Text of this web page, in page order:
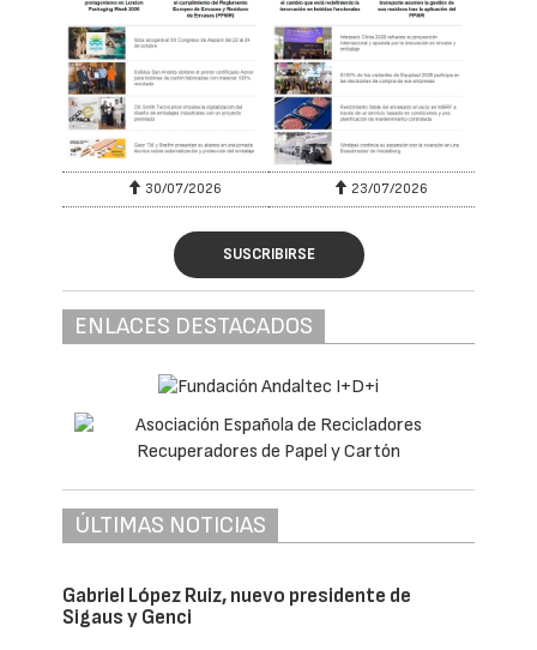
30/07/2026 23/07/2026
SUSCRIBIRSE
ENLACES DESTACADOS
ÚLTIMAS NOTICIAS
Gabriel López Ruiz, nuevo presidente de
Sigaus y Genci